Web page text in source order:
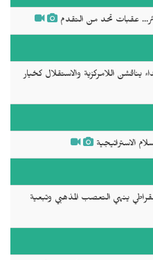
عقبات تحد من التقدم
يناقشن اللامركزية والاستقلال كخيار
الاستراتيجية
ينهي التعصب المذهبي وتبعية